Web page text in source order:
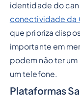
identidade do
conectividade da
que prioriza
importante em
podem não ter
um telefone.
Plataformas